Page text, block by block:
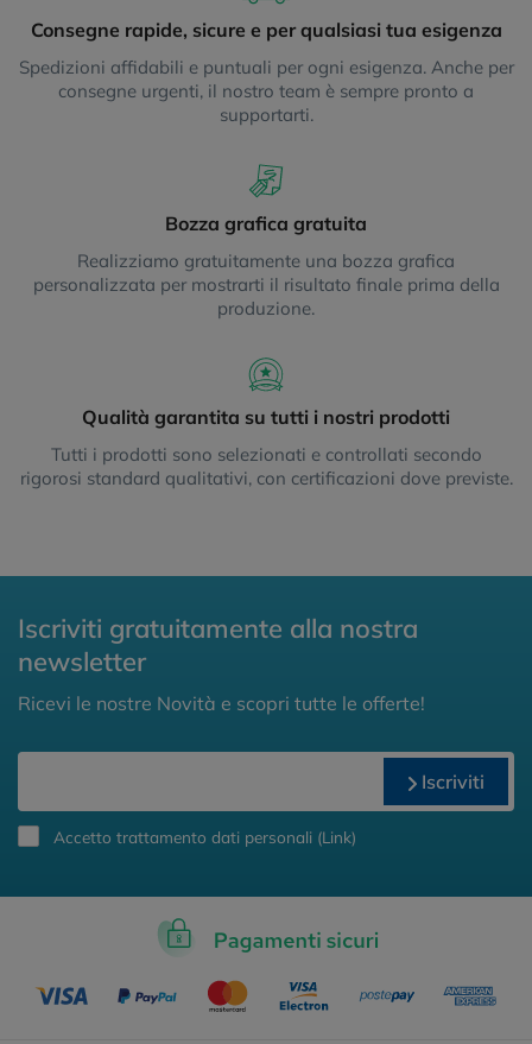
Consegne rapide, sicure e per qualsiasi tua esigenza
Spedizioni affidabili e puntuali per ogni esigenza. Anche per
consegne urgenti, il nostro team è sempre pronto a
supportarti.
Bozza grafica gratuita
Realizziamo gratuitamente una bozza grafica
personalizzata per mostrarti il risultato finale prima della
produzione.
Qualità garantita su tutti i nostri prodotti
Tutti i prodotti sono selezionati e controllati secondo
rigorosi standard qualitativi, con certificazioni dove previste.
Iscriviti gratuitamente alla nostra
newsletter
Ricevi le nostre Novità e scopri tutte le offerte!
Iscriviti
Accetto trattamento dati personali (Link)